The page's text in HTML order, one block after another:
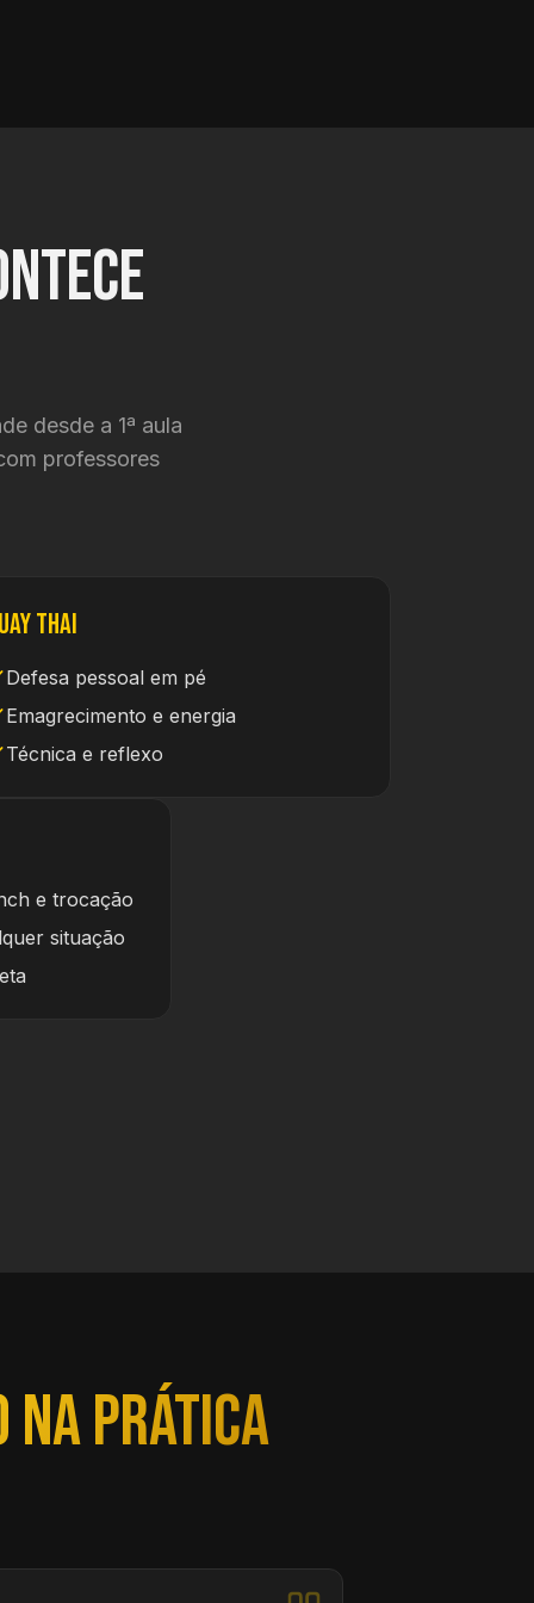
desde a 1ª aula
professores
Thai
Defesa pessoal em pé
Emagrecimento e energia
Técnica e reflexo
e trocação
situação
na prática